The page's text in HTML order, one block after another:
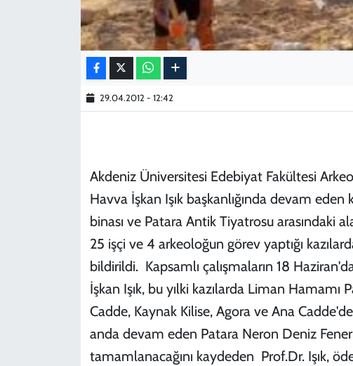
29.04.2012 - 12:42
Akdeniz Üniversitesi Edebiyat Fakültesi
Havva İşkan Işık başkanlığında devam eden
binası ve Patara Antik Tiyatrosu arasındaki
25 işçi ve 4 arkeoloğun görev yaptığı
bildirildi. Kapsamlı çalışmaların 18
İşkan Işık, bu yılki kazılarda Liman Hamamı
Cadde, Kaynak Kilise, Agora ve Ana Cadde'de
anda devam eden Patara Neron Deniz
tamamlanacağını kaydeden Prof.Dr. Işık,